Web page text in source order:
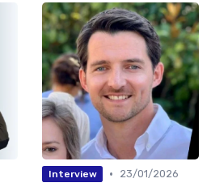
Interview •
23/01/2026